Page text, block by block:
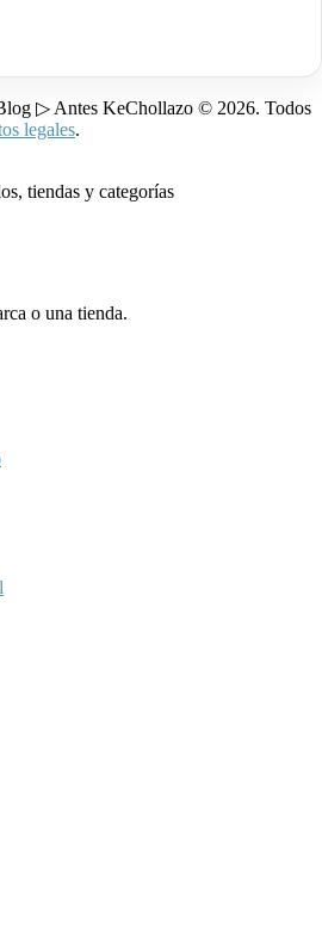
▷ Antes KeChollazo © 2026. Todos
legales.
tiendas y categorías
o una tienda.